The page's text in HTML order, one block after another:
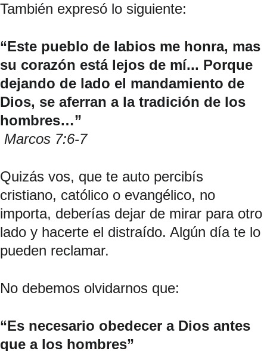
También expresó lo siguiente:
“Este pueblo de labios me honra, mas
su corazón está lejos de mí... Porque
dejando de lado el mandamiento de
Dios, se aferran a la tradición de los
hombres…”
Marcos 7:6-7
Quizás vos, que te auto percibís
cristiano, católico o evangélico, no
importa, deberías dejar de mirar para otro
lado y hacerte el distraído. Algún día te lo
pueden reclamar.
No debemos olvidarnos que:
“Es necesario obedecer a Dios antes
que a los hombres”